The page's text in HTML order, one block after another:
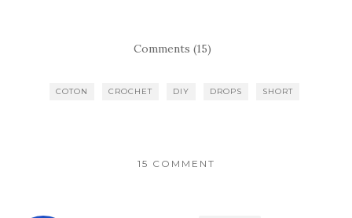
Comments (15)
COTON CROCHET DIY DROPS SHORT
15 COMMENT